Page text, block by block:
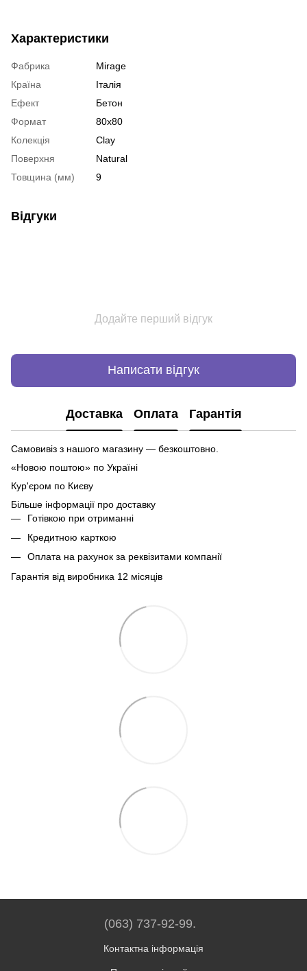
Характеристики
Фабрика
Mirage
Країна
Італія
Ефект
Бетон
Формат
80х80
Колекція
Clay
Поверхня
Natural
Товщина (мм)
9
Відгуки
Додайте перший відгук
Написати відгук
Доставка Оплата Гарантія
Самовивіз з нашого магазину — безкоштовно.
«Новою поштою» по Україні
Кур'єром по Києву
Більше інформації про доставку
Готівкою при отриманні
Кредитною карткою
Оплата на рахунок за реквізитами компанії
Гарантія від виробника 12 місяців
(063) 737-92-99.
Контактна інформація